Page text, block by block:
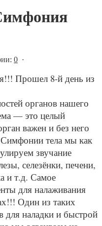
0 ·
Прошел 8-й день из
органов нашего
— это целый
важен и без него
тела мы как
звучание
селезёнки, печени,
и т.д. Самое
для налаживания
Один из таких
для наладки и быстрой